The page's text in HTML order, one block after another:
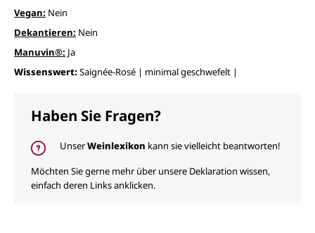
Vegan: Nein
Dekantieren: Nein
Manuvin®: Ja
Wissenswert: Saignée-Rosé | minimal geschwefelt |
Haben Sie Fragen?
UnserWeinlexikon kann sie vielleicht beantworten!
Möchten Sie gerne mehr über unsere Deklaration wissen,
einfach deren Links anklicken.